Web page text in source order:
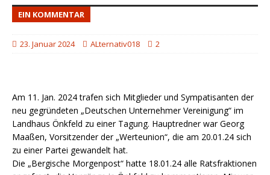
EIN KOMMENTAR
23. Januar 2024 ALternativ018 2
Am 11. Jan. 2024 trafen sich Mitglieder und Sympatisanten der
neu gegründeten „Deutschen Unternehmer Vereinigung“ im
Landhaus Önkfeld zu einer Tagung. Hauptredner war Georg
Maaßen, Vorsitzender der „Werteunion“, die am 20.01.24 sich
zu einer Partei gewandelt hat.
Die „Bergische Morgenpost“ hatte 18.01.24 alle Ratsfraktionen